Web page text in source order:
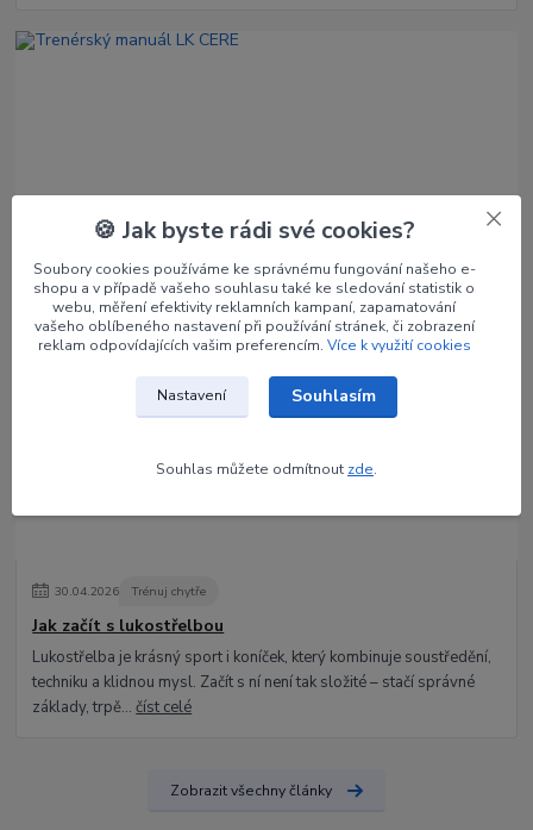
2026 Trénuj chytře
Trenérský manuál LK CERE
Trenérský manuál LK CERE představuje systematizovaný soubor
metodických postupů.číst celé
30.04.2026 Trénuj chytře
Jak začít s lukostřelbou
Lukostřelba je krásný sport i koníček, který kombinuje soustředění,
techniku a klidnou mysl. Začít s ní není tak složité – stačí správné
základy, trpě...číst celé
Zobrazit všechny články
🍪 Jak byste rádi své cookies?
Soubory cookies používáme ke správnému fungování našeho e-
shopu a v případě vašeho souhlasu také ke sledování statistik o
webu, měření efektivity reklamních kampaní, zapamatování
vašeho oblíbeného nastavení při používání stránek, či zobrazení
reklam odpovídajících vašim preferencím. Více k využití cookies
Nastavení Souhlasím
Souhlas můžete odmítnout zde.